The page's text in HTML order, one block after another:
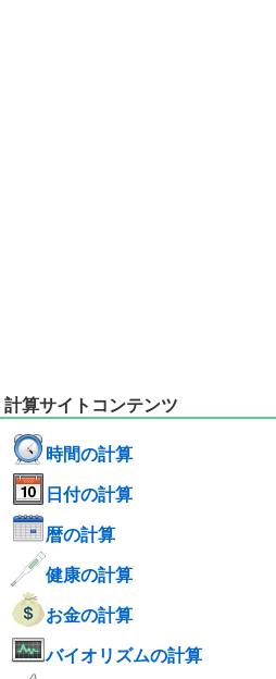
計算サイトコンテンツ
時間の計算
日付の計算
暦の計算
健康の計算
お金の計算
バイオリズムの計算